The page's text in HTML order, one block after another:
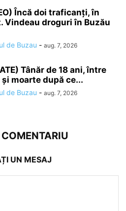
Încă doi traficanți, în
Vindeau droguri în Buzău
de Buzau - aug. 7, 2026
Tânăr de 18 ani, între
moarte după ce...
de Buzau - aug. 7, 2026
UN MESAJ